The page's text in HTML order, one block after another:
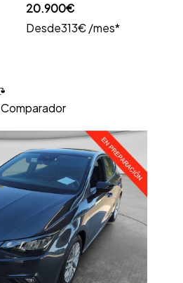
20.900€
Desde313€ /mes*
Comparador